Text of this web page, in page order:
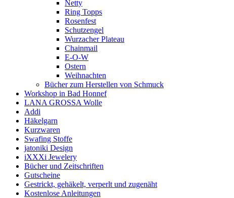
Netty
Ring Topps
Rosenfest
Schutzengel
Wurzacher Plateau
Chainmail
E-O-W
Ostern
Weihnachten
Bücher zum Herstellen von Schmuck
Workshop in Bad Honnef
LANA GROSSA Wolle
Addi
Häkelgarn
Kurzwaren
Swafing Stoffe
jatoniki Design
iXXXi Jewelery
Bücher und Zeitschriften
Gutscheine
Gestrickt, gehäkelt, verperlt und zugenäht
Kostenlose Anleitungen